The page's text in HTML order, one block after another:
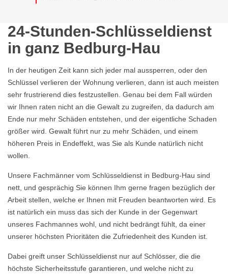
24-Stunden-Schlüsseldienst
in ganz Bedburg-Hau
In der heutigen Zeit kann sich jeder mal aussperren, oder den
Schlüssel verlieren der Wohnung verlieren, dann ist auch meisten
sehr frustrierend dies festzustellen. Genau bei dem Fall würden
wir Ihnen raten nicht an die Gewalt zu zugreifen, da dadurch am
Ende nur mehr Schäden entstehen, und der eigentliche Schaden
größer wird. Gewalt führt nur zu mehr Schäden, und einem
höheren Preis in Endeffekt, was Sie als Kunde natürlich nicht
wollen.
Unsere Fachmänner vom Schlüsseldienst in Bedburg-Hau sind
nett, und gesprächig Sie können Ihm gerne fragen bezüglich der
Arbeit stellen, welche er Ihnen mit Freuden beantworten wird. Es
ist natürlich ein muss das sich der Kunde in der Gegenwart
unseres Fachmannes wohl, und nicht bedrängt fühlt, da einer
unserer höchsten Prioritäten die Zufriedenheit des Kunden ist.
Dabei greift unser Schlüsseldienst nur auf Schlösser, die die
höchste Sicherheitsstufe garantieren, und welche nicht zu